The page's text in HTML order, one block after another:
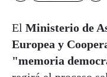
El Ministerio de
Europea y
"memoria